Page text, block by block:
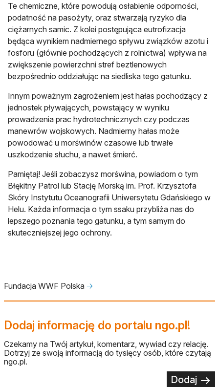
Te chemiczne, które powodują osłabienie odporności,
podatność na pasożyty, oraz stwarzają ryzyko dla
ciężarnych samic. Z kolei postępująca eutrofizacja
będąca wynikiem nadmiernego spływu związków azotu i
fosforu (głównie pochodzących z rolnictwa) wpływa na
zwiększenie powierzchni stref beztlenowych
bezpośrednio oddziałując na siedliska tego gatunku.
Innym poważnym zagrożeniem jest hałas pochodzący z
jednostek pływających, powstający w wyniku
prowadzenia prac hydrotechnicznych czy podczas
manewrów wojskowych. Nadmierny hałas może
powodować u morświnów czasowe lub trwałe
uszkodzenie słuchu, a nawet śmierć.
Pamiętaj! Jeśli zobaczysz morświna, powiadom o tym
Błękitny Patrol lub Stację Morską im. Prof. Krzysztofa
Skóry Instytutu Oceanografii Uniwersytetu Gdańskiego w
Helu. Każda informacja o tym ssaku przybliża nas do
lepszego poznania tego gatunku, a tym samym do
skuteczniejszej jego ochrony.
Fundacja WWF Polska 🡢
Dodaj informację do portalu ngo.pl!
Czekamy na Twój artykuł, komentarz, wywiad czy relację.
Dotrzyj ze swoją informacją do tysięcy osób, które czytają
ngo.pl.
Dodaj